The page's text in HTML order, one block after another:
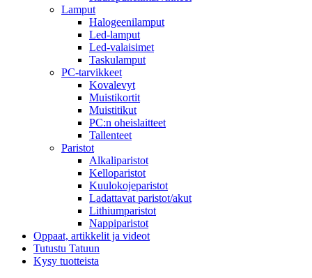
Lamput
Halogeenilamput
Led-lamput
Led-valaisimet
Taskulamput
PC-tarvikkeet
Kovalevyt
Muistikortit
Muistitikut
PC:n oheislaitteet
Tallenteet
Paristot
Alkaliparistot
Kelloparistot
Kuulokojeparistot
Ladattavat paristot/akut
Lithiumparistot
Nappiparistot
Oppaat, artikkelit ja videot
Tutustu Tatuun
Kysy tuotteista